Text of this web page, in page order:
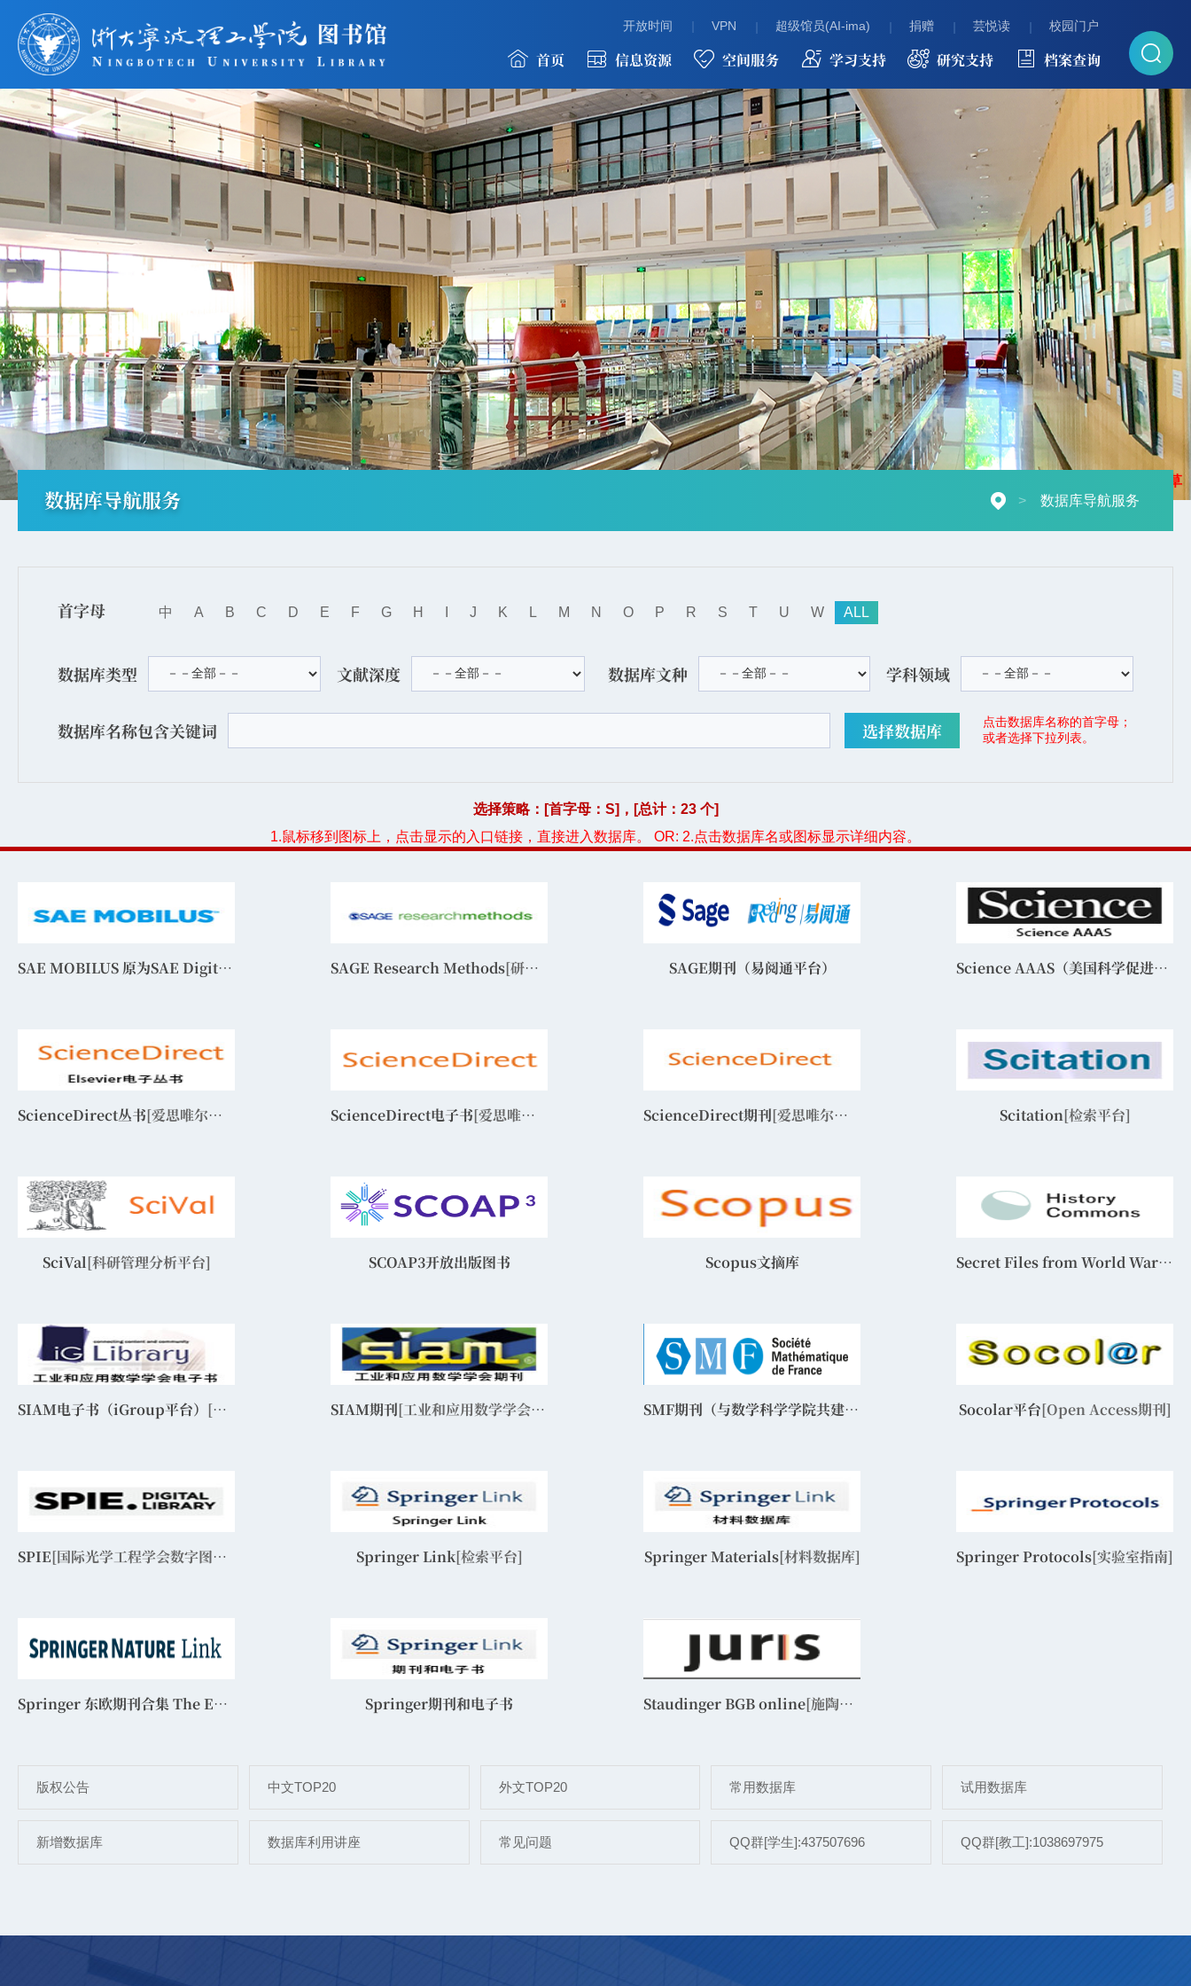
开放时间 VPN 超级馆员(AI-ima) 捐赠 芸悦读 校园门户
首页 信息资源 空间服务 学习支持 研究支持 档案查询
摄影：秋草
数据库导航服务 > 数据库导航服务
首字母 中 A B C D E F G H J K L M N O P R S T U W ALL
数据库类型 文献深度 数据库文种 学科领域
数据库名称包含关键词
点击数据库名称的首字母；
或者选择下拉列表。
选择策略：[首字母： S]，[总计：23 个]
1.鼠标移到图标上，点击显示的入口链接，直接进入数据库。 OR: 2.点击数据库名或图标显示详细内容。
SAE MOBILUS 原为SAE Digital Library SAGE Research Methods[研究方法] SAGE期刊（易阅通平台） Science AAAS（美国科学促进会）期刊
ScienceDirect丛书[爱思唯尔丛书，elsevier] ScienceDirect电子书[爱思唯尔电子书，elsevier] ScienceDirect期刊[爱思唯尔期刊，elsevier] Scitation[检索平台]
SciVal[科研管理分析平台] SCOAP3开放出版图书 Scopus文摘库 Secret Files from World Wars to Cold War 1873-1953
SIAM电子书（iGroup平台） [工业和应用数学学会电子书] SIAM期刊[工业和应用数学学会期刊] SMF期刊（与数学科学学院共建） [法国数学会期刊]Socolar平台[Open Access期刊]
SPIE[国际光学工程学会数字图书馆] Springer Link[检索平台] Springer Materials[材料数据库] Springer Protocols[实验室指南]
Springer 东欧期刊合集 The Eastern Europe Expanded Collection [原RLoS 俄罗斯科学在线期刊]
Springer期刊和电子书 Staudinger BGB online[施陶丁格德国民法典评注电子版]
版权公告 中文TOP20 外文TOP20 常用数据库 试用数据库
新增数据库 数据库利用讲座 常见问题 QQ群[学生]:437507696 QQ群[教工]:1038697975